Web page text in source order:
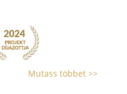
Mutass többet >>